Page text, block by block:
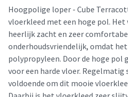
Hoogpolige loper - Cube
vloerkleed met een hoge pol. Het
heerlijk zacht en zeer
onderhoudsvriendelijk, omdat
polypropyleen. Door de hoge pol
voor een harde vloer.
voldoende om dit mooie